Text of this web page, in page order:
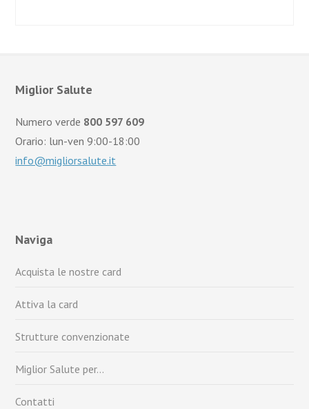
Miglior Salute
Numero verde 800 597 609
Orario: lun-ven 9:00-18:00
info@migliorsalute.it
Naviga
Acquista le nostre card
Attiva la card
Strutture convenzionate
Miglior Salute per…
Contatti